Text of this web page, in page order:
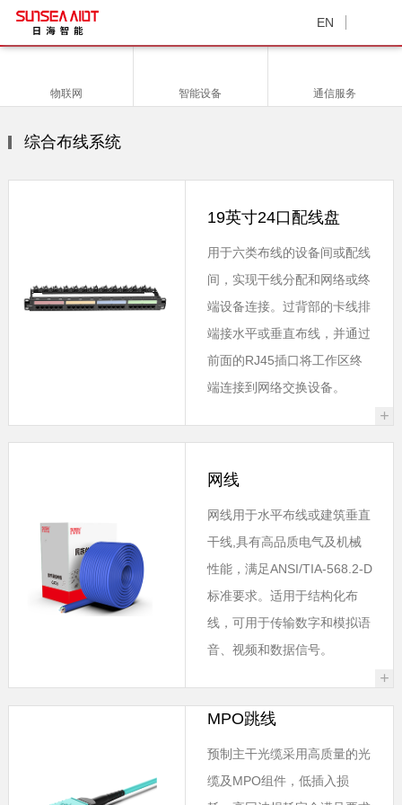
EN
物联网 智能设备 通信服务
综合布线系统
19英寸24口配线盘
用于六类布线的设备间或配线
间，实现干线分配和网络或终
端设备连接。过背部的卡线排
端接水平或垂直布线，并通过
前面的RJ45插口将工作区终
端连接到网络交换设备。
+
网线
网线用于水平布线或建筑垂直
干线,具有高品质电气及机械
性能，满足ANSI/TIA-568.2-D
标准要求。适用于结构化布
线，可用于传输数字和模拟语
音、视频和数据信号。
+
MPO跳线
预制主干光缆采用高质量的光
缆及MPO组件，低插入损